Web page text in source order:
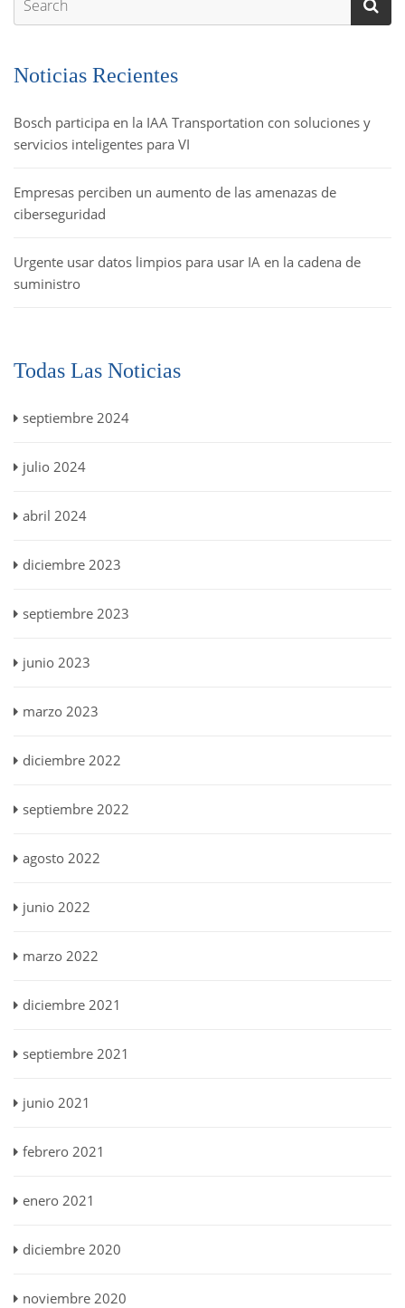
Noticias Recientes
Bosch participa en la IAA Transportation con soluciones y
servicios inteligentes para VI
Empresas perciben un aumento de las amenazas de
ciberseguridad
Urgente usar datos limpios para usar IA en la cadena de
suministro
Todas Las Noticias
septiembre 2024
julio 2024
abril 2024
diciembre 2023
septiembre 2023
junio 2023
marzo 2023
diciembre 2022
septiembre 2022
agosto 2022
junio 2022
marzo 2022
diciembre 2021
septiembre 2021
junio 2021
febrero 2021
enero 2021
diciembre 2020
noviembre 2020